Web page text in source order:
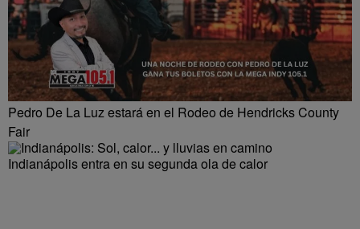
Pedro De La Luz estará en el Rodeo de Hendricks County
Fair
Indianápolis entra en su segunda ola de calor